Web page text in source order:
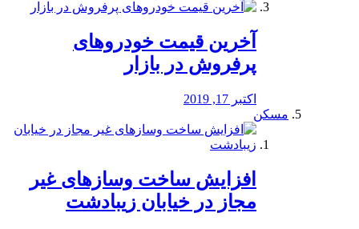
آخرین قیمت خودرو‌های
پرفروش در بازار
اکتبر 17, 2019
مسکن
افزایش ساخت وسازهای غیر
مجاز در خیابان زیبادشت